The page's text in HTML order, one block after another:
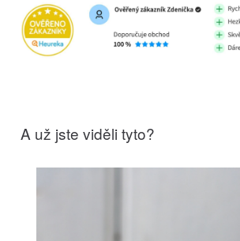
A už jste viděli tyto?